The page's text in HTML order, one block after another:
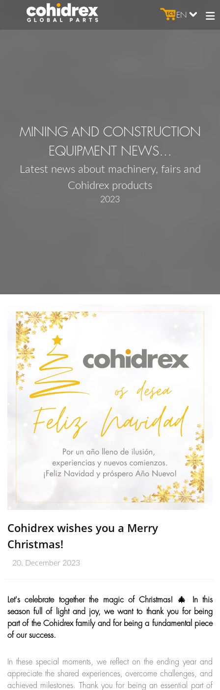
EN
MINING AND CONSTRUCTION
EQUIPMENT NEWS…
Latest news about machinery, fairs and
Cohidrex products
2023
Cohidrex wishes you a Merry
Christmas!
20. December 2023
Let's celebrate together the magic of Christmas! 🎄 In this
season full of light and joy, we want to thank you for being
part of the Cohidrex family and for being a fundamental piece
of our success.
In these special moments, we reflect on the ending year and
appreciate the shared experiences, overcome challenges, and
achieved milestones. Thank you for being an essential part of